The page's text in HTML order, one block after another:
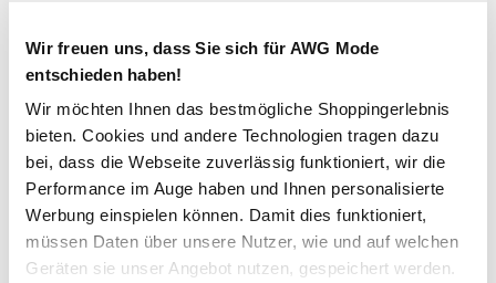
Wir freuen uns, dass Sie sich für AWG Mode
entschieden haben!
Wir möchten Ihnen das bestmögliche Shoppingerlebnis
bieten. Cookies und andere Technologien tragen dazu
bei, dass die Webseite zuverlässig funktioniert, wir die
Performance im Auge haben und Ihnen personalisierte
Werbung einspielen können. Damit dies funktioniert,
müssen Daten über unsere Nutzer, wie und auf welchen
Geräten sie unser Angebot nutzen, gespeichert werden.
In den Warenkorb
Schneller DHL Versand: in 1–3 Werktagen
Kostenfreie Rücksendung innerhalb 14 Tage